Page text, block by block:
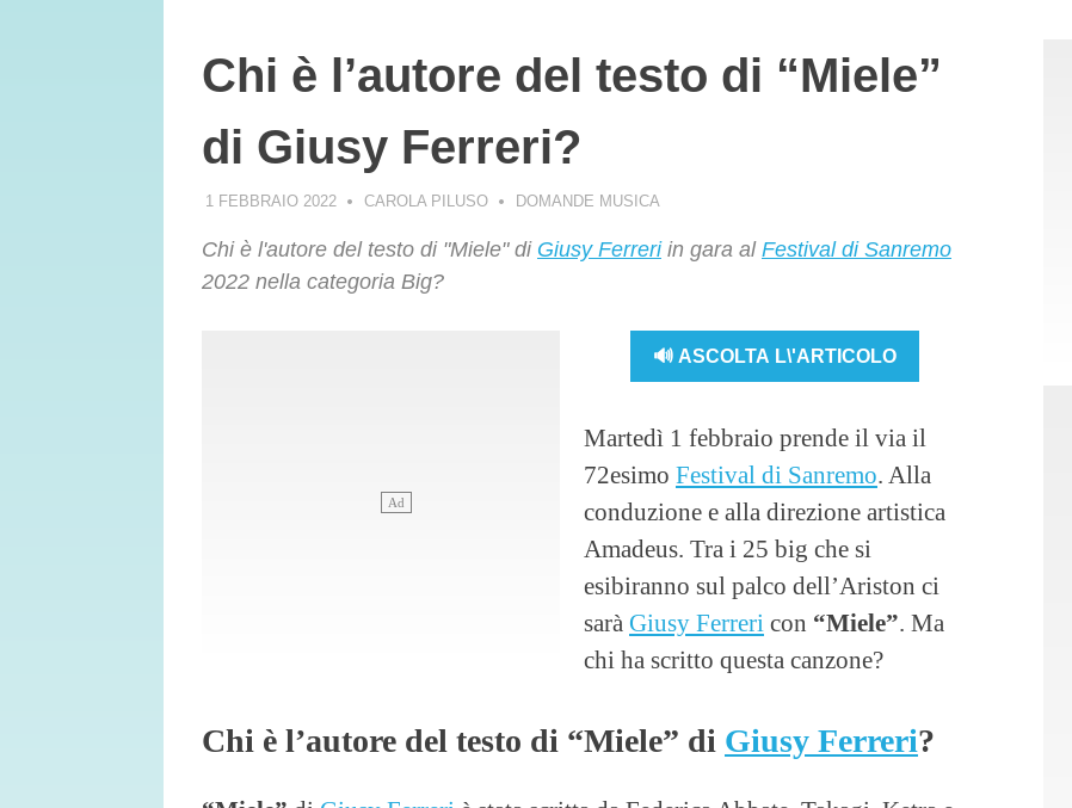
Chi è l’autore del testo di “Miele”
di Giusy Ferreri?
1 FEBBRAIO 2022 CAROLA PILUSO DOMANDE MUSICA
Chi è l'autore del testo di "Miele" di Giusy Ferreriin gara al Festival di Sanremo
2022 nella categoria Big?
🔊 ASCOLTA L\'ARTICOLO
Martedì 1 febbraio prende il via il
72esimo Festival di Sanremo. Alla
conduzione e alla direzione artistica
Amadeus. Tra i 25 big che si
esibiranno sul palco dell’Ariston ci
sarà Giusy Ferreri con “Miele”. Ma
chi ha scritto questa canzone?
Chi è l’autore del testo di “Miele” di Giusy Ferreri?